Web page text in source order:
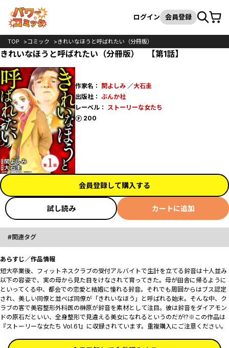
検索
ログイン 会員登録カート
TOP コミック きれいなほうと呼ばれたい（分冊版）
きれいなほうと呼ばれたい（分冊版） 【第1話】
作家名： 関よしみ／大石圭
出版社： ぶんか社
レーベル：
ストーリーな女たち
200
ポイント
会員登録して購入する
試し読み カートに追加
関連タグ
あらすじ／作品情報
短大卒業後、フィットネスクラブの受付アルバイトで生計を立てる鈴音は十人並み
以下の容姿で、実の母から見た目をけなされて育ってきた。母が田舎に帰るように
といってくる中、都会での恋愛と結婚に憧れる鈴音。それでも周囲からはブス認定
され、美しい同僚と並べば同僚が「きれいなほう」と呼ばれる始末。そんな中、ク
ラブの客で美容整形外科医の榊原が鈴音を素材として注目。彼は鈴音をダイアモン
ドの原石だといい、全身整形で見違える美女になれるというのだが!?※この作品は
『ストーリーな女たち Vol.61』に収録されています。重複購入にご注意ください。